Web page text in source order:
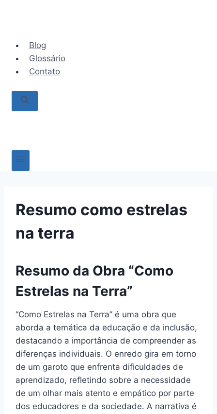
ConteúdoBlog
Glossário
Contato
Resumo como estrelas
na terra
Resumo da Obra “Como
Estrelas na Terra”
“Como Estrelas na Terra” é uma obra que
aborda a temática da educação e da inclusão,
destacando a importância de compreender as
diferenças individuais. O enredo gira em torno
de um garoto que enfrenta dificuldades de
aprendizado, refletindo sobre a necessidade
de um olhar mais atento e empático por parte
dos educadores e da sociedade. A narrativa é